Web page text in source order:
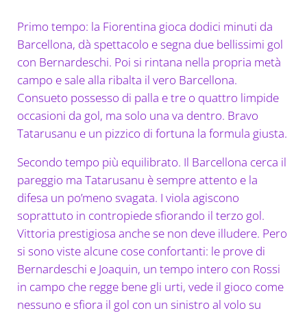
Primo tempo: la Fiorentina gioca dodici minuti da
Barcellona, dà spettacolo e segna due bellissimi gol
con Bernardeschi. Poi si rintana nella propria metà
campo e sale alla ribalta il vero Barcellona.
Consueto possesso di palla e tre o quattro limpide
occasioni da gol, ma solo una va dentro. Bravo
Tatarusanu e un pizzico di fortuna la formula giusta.
Secondo tempo più equilibrato. Il Barcellona cerca il
pareggio ma Tatarusanu è sempre attento e la
difesa un po’meno svagata. I viola agiscono
soprattuto in contropiede sfiorando il terzo gol.
Vittoria prestigiosa anche se non deve illudere. Pero
si sono viste alcune cose confortanti: le prove di
Bernardeschi e Joaquin, un tempo intero con Rossi
in campo che regge bene gli urti, vede il gioco come
nessuno e sfiora il gol con un sinistro al volo su